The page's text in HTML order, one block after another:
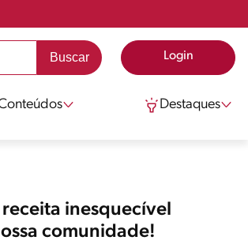
Login
Destaques
inesquecível
comunidade!